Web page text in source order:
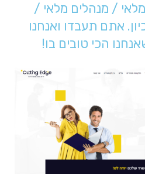
/ מנהלים מלאי /
אתם תעבדו ואנחנו
הכי טובים בו!